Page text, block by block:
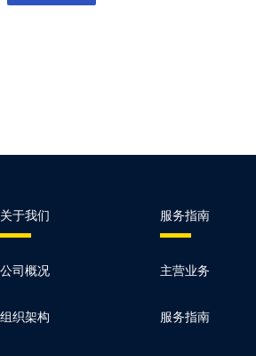
关于我们 服务指南
公司概况 主营业务
组织架构 服务指南